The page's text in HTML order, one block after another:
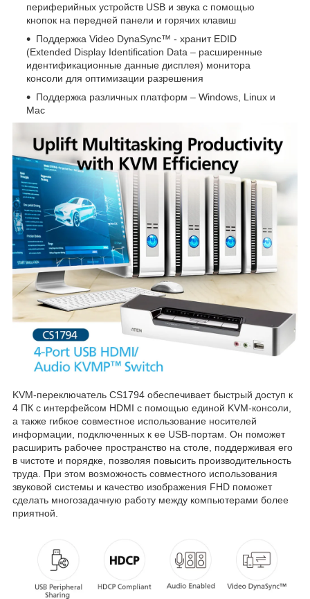
периферийных устройств USB и звука с помощью
кнопок на передней панели и горячих клавиш
Поддержка Video DynaSync™ - хранит EDID
(Extended Display Identification Data – расширенные
идентификационные данные дисплея) монитора
консоли для оптимизации разрешения
Поддержка различных платформ – Windows, Linux и
Mac
KVM-переключатель CS1794 обеспечивает быстрый доступ к
4 ПК с интерфейсом HDMI с помощью единой KVM-консоли,
а также гибкое совместное использование носителей
информации, подключенных к ее USB-портам. Он поможет
расширить рабочее пространство на столе, поддерживая его
в чистоте и порядке, позволяя повысить производительность
труда. При этом возможность совместного использования
звуковой системы и качество изображения FHD поможет
сделать многозадачную работу между компьютерами более
приятной.